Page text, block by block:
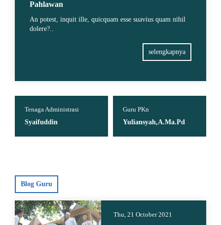
Pahlawan
An potest, inquit ille, quicquam esse suavius quam nihil
dolere?..
selengkapnya
Administrasi
Yuliansyah,A.Ma.Pd
Fitri
Blog Guru
Thu, 21 October 2021